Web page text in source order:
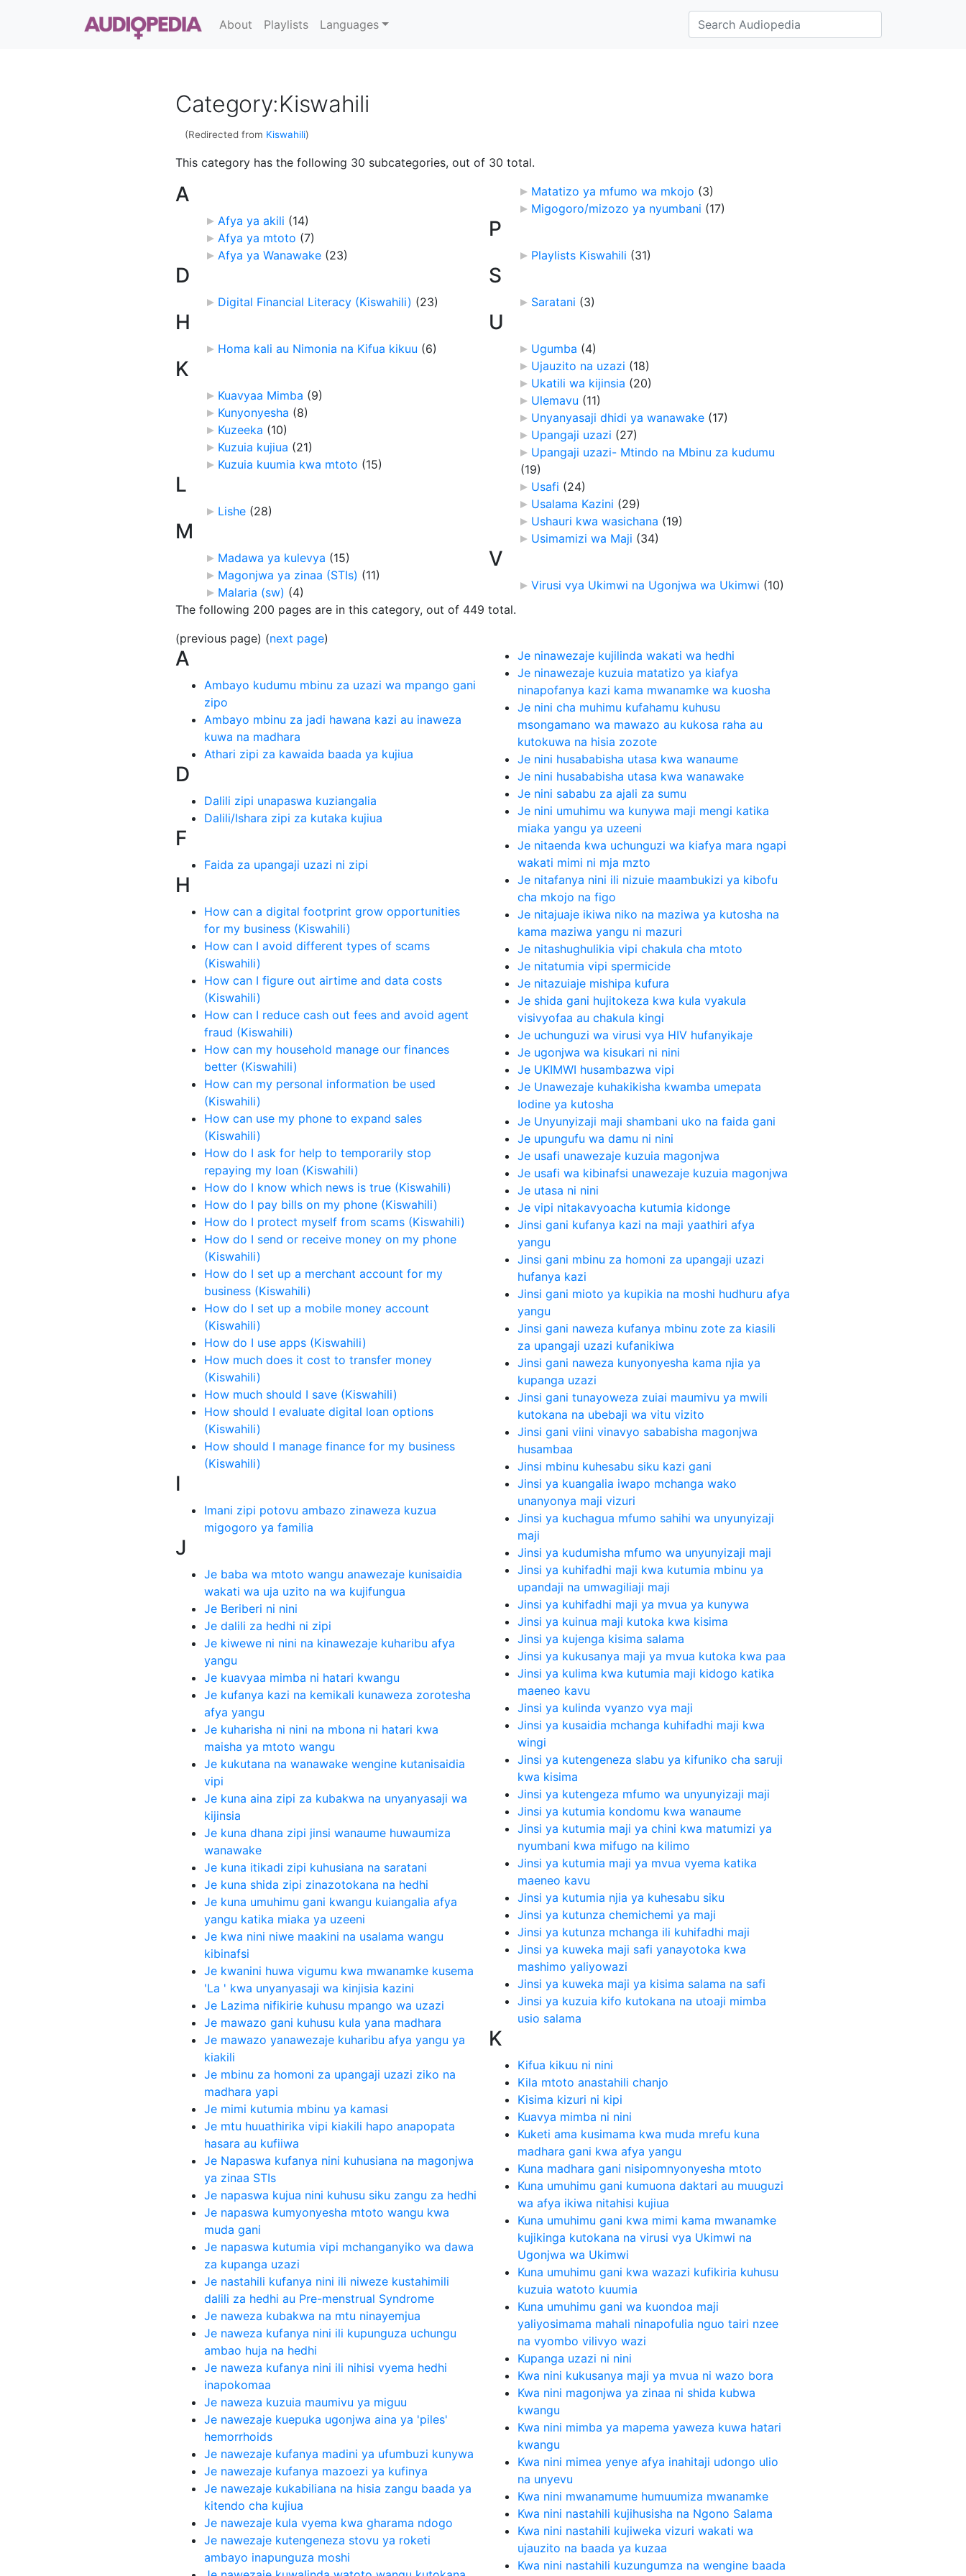
About Playlists Languages
Category:Kiswahili
(Redirected from Kiswahili)
This category has the following 30 subcategories, out of 30 total.
A
Afya ya akili (14)
Afya ya mtoto (7)
Afya ya Wanawake (23)
D
Digital Financial Literacy (Kiswahili) (23)
H
Homa kali au Nimonia na Kifua kikuu (6)
K
Kuavyaa Mimba (9)
Kunyonyesha (8)
Kuzeeka (10)
Kuzuia kujiua (21)
Kuzuia kuumia kwa mtoto (15)
L
Lishe (28)
M
Madawa ya kulevya (15)
Magonjwa ya zinaa (STIs) (11)
Malaria (sw) (4)
Matatizo ya mfumo wa mkojo (3)
Migogoro/mizozo ya nyumbani (17)
P
Playlists Kiswahili (31)
S
Saratani (3)
U
Ugumba (4)
Ujauzito na uzazi (18)
Ukatili wa kijinsia (20)
Ulemavu (11)
Unyanyasaji dhidi ya wanawake (17)
Upangaji uzazi (27)
Upangaji uzazi- Mtindo na Mbinu za kudumu
(19)
Usafi (24)
Usalama Kazini (29)
Ushauri kwa wasichana (19)
Usimamizi wa Maji (34)
V
Virusi vya Ukimwi na Ugonjwa wa Ukimwi (10)
The following 200 pages are in this category, out of 449 total.
(previous page) (next page)
A
Ambayo kudumu mbinu za uzazi wa mpango gani
zipo
Ambayo mbinu za jadi hawana kazi au inaweza
kuwa na madhara
Athari zipi za kawaida baada ya kujiua
D
Dalili zipi unapaswa kuziangalia
Dalili/Ishara zipi za kutaka kujiua
F
Faida za upangaji uzazi ni zipi
H
How can a digital footprint grow opportunities
for my business (Kiswahili)
How can I avoid different types of scams
(Kiswahili)
How can I figure out airtime and data costs
(Kiswahili)
How can I reduce cash out fees and avoid agent
fraud (Kiswahili)
How can my household manage our finances
better (Kiswahili)
How can my personal information be used
(Kiswahili)
How can use my phone to expand sales
(Kiswahili)
How do I ask for help to temporarily stop
repaying my loan (Kiswahili)
How do I know which news is true (Kiswahili)
How do I pay bills on my phone (Kiswahili)
How do I protect myself from scams (Kiswahili)
How do I send or receive money on my phone
(Kiswahili)
How do I set up a merchant account for my
business (Kiswahili)
How do I set up a mobile money account
(Kiswahili)
How do I use apps (Kiswahili)
How much does it cost to transfer money
(Kiswahili)
How much should I save (Kiswahili)
How should I evaluate digital loan options
(Kiswahili)
How should I manage finance for my business
(Kiswahili)
I
Imani zipi potovu ambazo zinaweza kuzua
migogoro ya familia
J
Je baba wa mtoto wangu anawezaje kunisaidia
wakati wa uja uzito na wa kujifungua
Je Beriberi ni nini
Je dalili za hedhi ni zipi
Je kiwewe ni nini na kinawezaje kuharibu afya
yangu
Je kuavyaa mimba ni hatari kwangu
Je kufanya kazi na kemikali kunaweza zorotesha
afya yangu
Je kuharisha ni nini na mbona ni hatari kwa
maisha ya mtoto wangu
Je kukutana na wanawake wengine kutanisaidia
vipi
Je kuna aina zipi za kubakwa na unyanyasaji wa
kijinsia
Je kuna dhana zipi jinsi wanaume huwaumiza
wanawake
Je kuna itikadi zipi kuhusiana na saratani
Je kuna shida zipi zinazotokana na hedhi
Je kuna umuhimu gani kwangu kuiangalia afya
yangu katika miaka ya uzeeni
Je kwa nini niwe maakini na usalama wangu
kibinafsi
Je kwanini huwa vigumu kwa mwanamke kusema
'La ' kwa unyanyasaji wa kinjisia kazini
Je Lazima nifikirie kuhusu mpango wa uzazi
Je mawazo gani kuhusu kula yana madhara
Je mawazo yanawezaje kuharibu afya yangu ya
kiakili
Je mbinu za homoni za upangaji uzazi ziko na
madhara yapi
Je mimi kutumia mbinu ya kamasi
Je mtu huuathirika vipi kiakili hapo anapopata
hasara au kufiiwa
Je Napaswa kufanya nini kuhusiana na magonjwa
ya zinaa STIs
Je napaswa kujua nini kuhusu siku zangu za hedhi
Je napaswa kumyonyesha mtoto wangu kwa
muda gani
Je napaswa kutumia vipi mchanganyiko wa dawa
za kupanga uzazi
Je nastahili kufanya nini ili niweze kustahimili
dalili za hedhi au Pre-menstrual Syndrome
Je naweza kubakwa na mtu ninayemjua
Je naweza kufanya nini ili kupunguza uchungu
ambao huja na hedhi
Je naweza kufanya nini ili nihisi vyema hedhi
inapokomaa
Je naweza kuzuia maumivu ya miguu
Je nawezaje kuepuka ugonjwa aina ya 'piles'
hemorrhoids
Je nawezaje kufanya madini ya ufumbuzi kunywa
Je nawezaje kufanya mazoezi ya kufinya
Je nawezaje kukabiliana na hisia zangu baada ya
kitendo cha kujiua
Je nawezaje kula vyema kwa gharama ndogo
Je nawezaje kutengeneza stovu ya roketi
ambayo inapunguza moshi
Je ninawezaje kujilinda wakati wa hedhi
Je ninawezaje kuzuia matatizo ya kiafya
ninapofanya kazi kama mwanamke wa kuosha
Je nini cha muhimu kufahamu kuhusu
msongamano wa mawazo au kukosa raha au
kutokuwa na hisia zozote
Je nini husababisha utasa kwa wanaume
Je nini husababisha utasa kwa wanawake
Je nini sababu za ajali za sumu
Je nini umuhimu wa kunywa maji mengi katika
miaka yangu ya uzeeni
Je nitaenda kwa uchunguzi wa kiafya mara ngapi
wakati mimi ni mja mzto
Je nitafanya nini ili nizuie maambukizi ya kibofu
cha mkojo na figo
Je nitajuaje ikiwa niko na maziwa ya kutosha na
kama maziwa yangu ni mazuri
Je nitashughulikia vipi chakula cha mtoto
Je nitatumia vipi spermicide
Je nitazuiaje mishipa kufura
Je shida gani hujitokeza kwa kula vyakula
visivyofaa au chakula kingi
Je uchunguzi wa virusi vya HIV hufanyikaje
Je ugonjwa wa kisukari ni nini
Je UKIMWI husambazwa vipi
Je Unawezaje kuhakikisha kwamba umepata
Iodine ya kutosha
Je Unyunyizaji maji shambani uko na faida gani
Je upungufu wa damu ni nini
Je usafi unawezaje kuzuia magonjwa
Je usafi wa kibinafsi unawezaje kuzuia magonjwa
Je utasa ni nini
Je vipi nitakavyoacha kutumia kidonge
Jinsi gani kufanya kazi na maji yaathiri afya
yangu
Jinsi gani mbinu za homoni za upangaji uzazi
hufanya kazi
Jinsi gani mioto ya kupikia na moshi hudhuru afya
yangu
Jinsi gani naweza kufanya mbinu zote za kiasili
za upangaji uzazi kufanikiwa
Jinsi gani naweza kunyonyesha kama njia ya
kupanga uzazi
Jinsi gani tunayoweza zuiai maumivu ya mwili
kutokana na ubebaji wa vitu vizito
Jinsi gani viini vinavyo sababisha magonjwa
husambaa
Jinsi mbinu kuhesabu siku kazi gani
Jinsi ya kuangalia iwapo mchanga wako
unanyonya maji vizuri
Jinsi ya kuchagua mfumo sahihi wa unyunyizaji
maji
Jinsi ya kudumisha mfumo wa unyunyizaji maji
Jinsi ya kuhifadhi maji kwa kutumia mbinu ya
upandaji na umwagiliaji maji
Jinsi ya kuhifadhi maji ya mvua ya kunywa
Jinsi ya kuinua maji kutoka kwa kisima
Jinsi ya kujenga kisima salama
Jinsi ya kukusanya maji ya mvua kutoka kwa paa
Jinsi ya kulima kwa kutumia maji kidogo katika
maeneo kavu
Jinsi ya kulinda vyanzo vya maji
Jinsi ya kusaidia mchanga kuhifadhi maji kwa
wingi
Jinsi ya kutengeneza slabu ya kifuniko cha saruji
kwa kisima
Jinsi ya kutengeza mfumo wa unyunyizaji maji
Jinsi ya kutumia kondomu kwa wanaume
Jinsi ya kutumia maji ya chini kwa matumizi ya
nyumbani kwa mifugo na kilimo
Jinsi ya kutumia maji ya mvua vyema katika
maeneo kavu
Jinsi ya kutumia njia ya kuhesabu siku
Jinsi ya kutunza chemichemi ya maji
Jinsi ya kutunza mchanga ili kuhifadhi maji
Jinsi ya kuweka maji safi yanayotoka kwa
mashimo yaliyowazi
Jinsi ya kuweka maji ya kisima salama na safi
Jinsi ya kuzuia kifo kutokana na utoaji mimba
usio salama
K
Kifua kikuu ni nini
Kila mtoto anastahili chanjo
Kisima kizuri ni kipi
Kuavya mimba ni nini
Kuketi ama kusimama kwa muda mrefu kuna
madhara gani kwa afya yangu
Kuna madhara gani nisipomnyonyesha mtoto
Kuna umuhimu gani kumuona daktari au muuguzi
wa afya ikiwa nitahisi kujiua
Kuna umuhimu gani kwa mimi kama mwanamke
kujikinga kutokana na virusi vya Ukimwi na
Ugonjwa wa Ukimwi
Kuna umuhimu gani kwa wazazi kufikiria kuhusu
kuzuia watoto kuumia
Kuna umuhimu gani wa kuondoa maji
yaliyosimama mahali ninapofulia nguo tairi nzee
na vyombo vilivyo wazi
Kupanga uzazi ni nini
Kwa nini kukusanya maji ya mvua ni wazo bora
Kwa nini magonjwa ya zinaa ni shida kubwa
kwangu
Kwa nini mimba ya mapema yaweza kuwa hatari
kwangu
Kwa nini mimea yenye afya inahitaji udongo ulio
na unyevu
Kwa nini mwanamume humuumiza mwanamke
Kwa nini nastahili kujihusisha na Ngono Salama
Kwa nini nastahili kujiweka vizuri wakati wa
ujauzito na baada ya kuzaa
Kwa nini nastahili kuzungumza na wengine baada